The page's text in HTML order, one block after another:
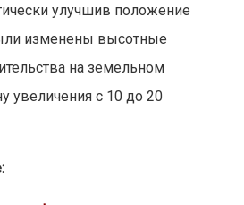
улучшив положение
изменены высотные
на земельном
увеличения с 10 до 20